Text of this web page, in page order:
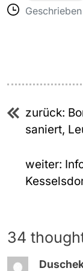
zurück:
saniert,
weiter:
34